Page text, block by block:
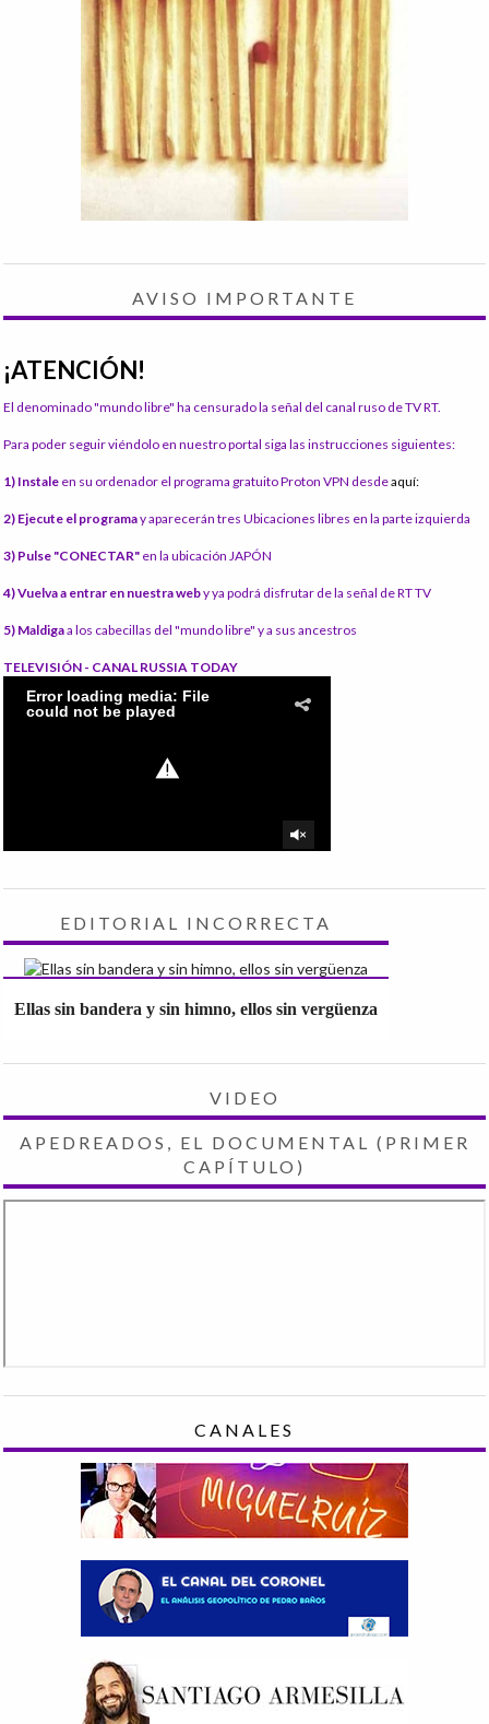
AVISO IMPORTANTE
¡ATENCIÓN!
El denominado "mundo libre" ha censurado la señal del canal ruso de TV RT.
Para poder seguir viéndolo en nuestro portal siga las instrucciones siguientes:
1) Instale en su ordenador el programa gratuito Proton VPN desdeaquí:
2) Ejecute el programay aparecerán tres Ubicaciones libres en la parte izquierda
3) Pulse "CONECTAR" en la ubicación JAPÓN
4) Vuelva a entrar en nuestra weby ya podrá disfrutar de la señal de RT TV
5) Maldigaa los cabecillas del "mundo libre" y a sus ancestros
TELEVISIÓN - CANAL RUSSIA TODAY
EDITORIAL INCORRECTA
Ellas sin bandera y sin himno, ellos sin vergüenza
VIDEO
APEDREADOS, EL DOCUMENTAL (PRIMER
CAPÍTULO)
CANALES